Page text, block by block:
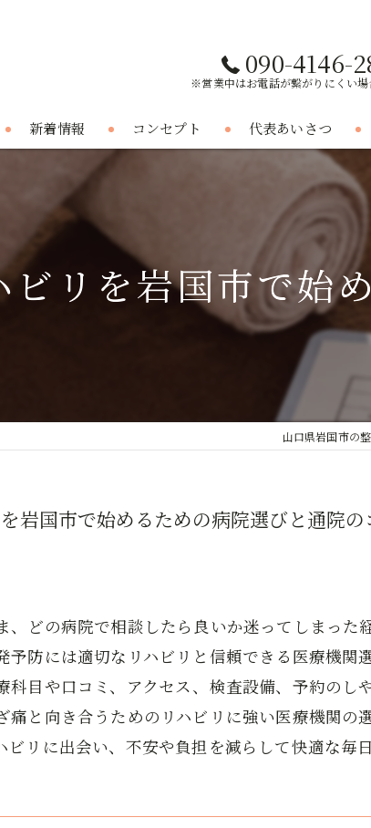
090-4146-
※営業中はお電話が繋がりにくい場
新着情報 コンセプト 代表あいさつ
ビリを岩国市で始
山口県岩国市の
岩国市で始めるための病院選びと通院の
、どの病院で相談したら良いか迷ってしまっ
予防には適切なリハビリと信頼できる医療機
科目や口コミ、アクセス、検査設備、予約の
痛と向き合うためのリハビリに強い医療機関
ビリに出会い、不安や負担を減らして快適な毎